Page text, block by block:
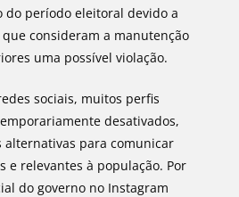
do período eleitoral devido a
consideram a manutenção
uma possível violação.
sociais, muitos perfis
desativados,
alternativas para comunicar
e relevantes à população. Por
do governo no Instagram